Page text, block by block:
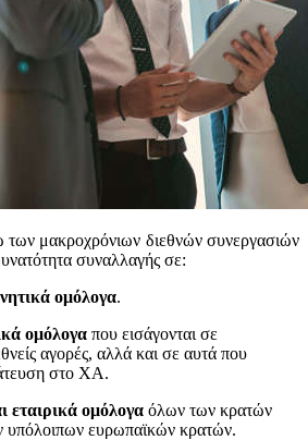
μακροχρόνιων διεθνών συνεργασιών
συναλλαγής σε:
ομόλογα.
ομόλογα που εισάγονται σε
αγορές, αλλά και σε αυτά που
στο ΧΑ.
εταιρικά ομόλογα όλων των κρατών
υπόλοιπων ευρωπαϊκών κρατών.